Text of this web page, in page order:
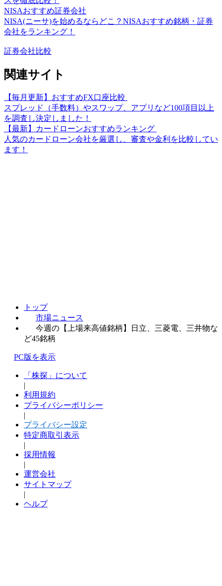
NISAおすすめ証券会社
NISA(ニーサ)を始めるならどこ？NISAおすすめ銘柄・証券
会社をランキング！
証券会社比較
関連サイト
【毎月更新】おすすめFX口座比較
スプレッド（手数料）やスワップ、アプリなど100項目以上
を調査し決定しました！
【最新】カードローンおすすめランキング
人気のカードローン会社を厳選し、審査や金利を比較してい
ます！
トップ
市場ニュース
今週の【上場来高値銘柄】日立、三菱電、三井物な
ど45銘柄
PC版を表示
「株探」について
|
利用規約
プライバシーポリシー
|
プライバシー設定
特定商取引表示
|
採用情報
|
運営会社
サイトマップ
|
ヘルプ